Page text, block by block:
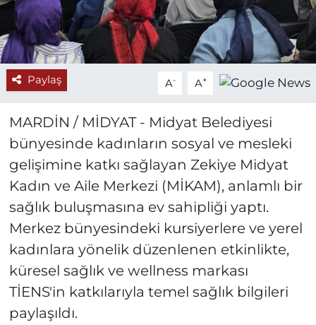
Paylaş A- A+
MARDİN / MİDYAT - Midyat Belediyesi
bünyesinde kadınların sosyal ve mesleki
gelişimine katkı sağlayan Zekiye Midyat
Kadın ve Aile Merkezi (MİKAM), anlamlı bir
sağlık buluşmasına ev sahipliği yaptı.
Merkez bünyesindeki kursiyerlere ve yerel
kadınlara yönelik düzenlenen etkinlikte,
küresel sağlık ve wellness markası
TİENS'in katkılarıyla temel sağlık bilgileri
paylaşıldı.